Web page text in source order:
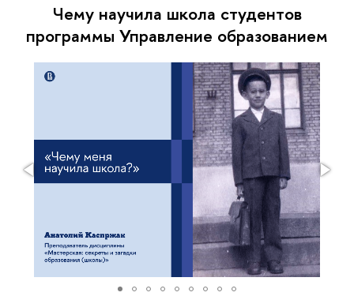
Чему научила школа студентов
программы Управление образованием